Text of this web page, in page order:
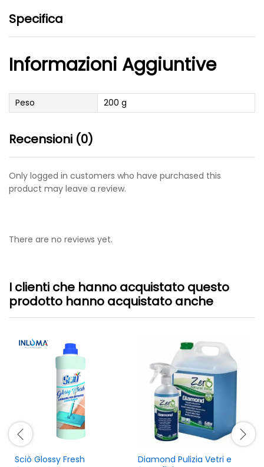
Specifica
Informazioni Aggiuntive
Peso 200 g
Recensioni (0)
Only logged in customers who have purchased this
product may leave a review.
There are no reviews yet.
I clienti che hanno acquistato questo
prodotto hanno acquistato anche
Sciò Glossy Fresh
Diamond Pulizia Vetri e